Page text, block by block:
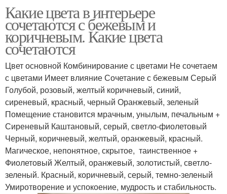
Какие цвета в интерьере
сочетаются с бежевым и
коричневым. Какие цвета
сочетаются
Цвет основной Комбинирование с цветами Не сочетаем
с цветами Имеет влияние Сочетание с бежевым Серый
Голубой, розовый, желтый коричневый, синий,
сиреневый, красный, черный Оранжевый, зеленый
Помещение становится мрачным, унылым, печальным +
Сиреневый Каштановый, серый, светло-фиолетовый
Черный, коричневый, желтый, оранжевый, красный.
Магическое, непонятное, скрытое, таинственное +
Фиолетовый Желтый, оранжевый, золотистый, светло-
зеленый. Красный, коричневый, серый, темно-зеленый
Умиротворение и успокоение, мудрость и стабильность.